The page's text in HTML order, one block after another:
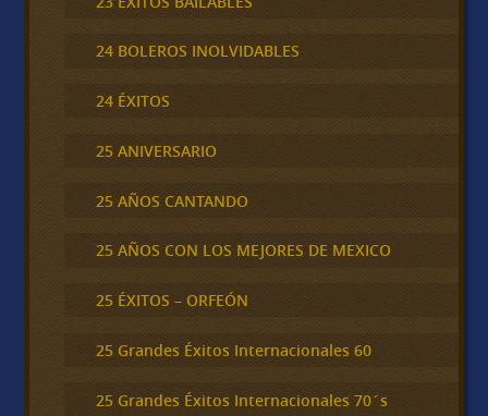
24 BOLEROS INOLVIDABLES
24 ÉXITOS
25 ANIVERSARIO
25 AÑOS CANTANDO
25 AÑOS CON LOS MEJORES DE MEXICO
25 ÉXITOS – ORFEÓN
25 Grandes Éxitos Internacionales 60
25 Grandes Éxitos Internacionales 70´s